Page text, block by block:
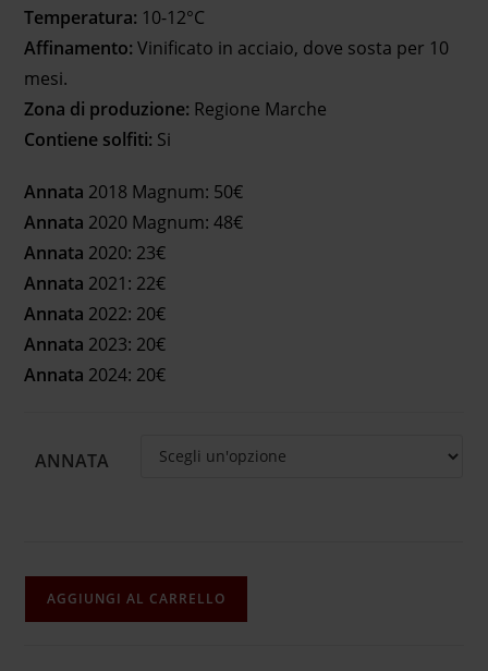
Temperatura: 10-12°C
Affinamento: Vinificato in acciaio, dove sosta per 10
mesi.
Zona di produzione: Regione Marche
Contiene solfiti: Si
Annata 2018 Magnum: 50€
Annata 2020 Magnum: 48€
Annata 2020: 23€
Annata 2021: 22€
Annata 2022: 20€
Annata 2023: 20€
Annata 2024: 20€
ANNATA
AGGIUNGI AL CARRELLO